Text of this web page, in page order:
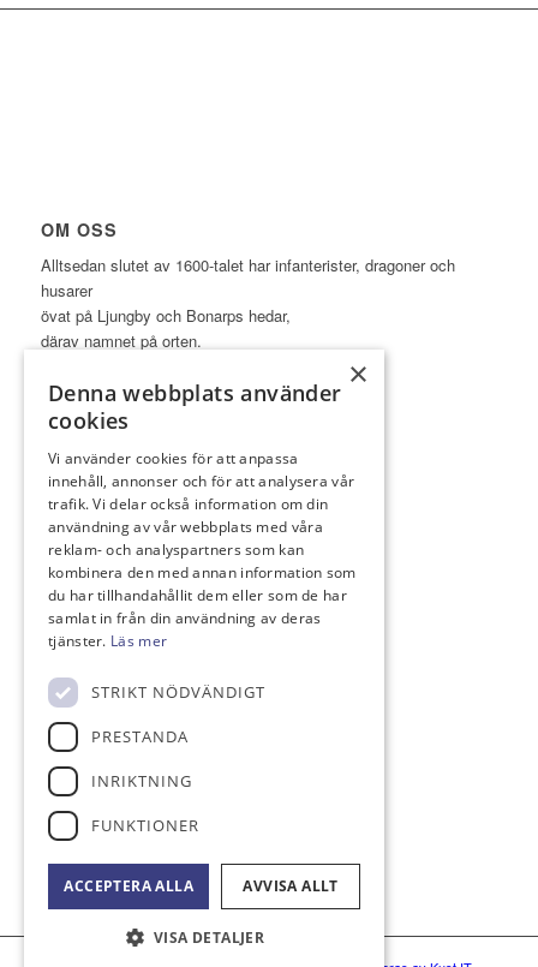
OM OSS
Alltsedan slutet av 1600-talet har infanterister, dragoner och
husarer
övat på Ljungby och Bonarps hedar,
därav namnet på orten.
LÄNKAR
Golf.se
KONTAKT
264 51 Ljungbyhed
klubben@ljungbyhedsgk.se
0435-44 00 44
Bankgiro: 497-0380
Swish nr: 123 434 91 97
×
Denna webbplats använder
cookies
Vi använder cookies för att anpassa
innehåll, annonser och för att analysera vår
trafik. Vi delar också information om din
användning av vår webbplats med våra
reklam- och analyspartners som kan
kombinera den med annan information som
du har tillhandahållit dem eller som de har
samlat in från din användning av deras
tjänster. Läs mer
STRIKT NÖDVÄNDIGT
PRESTANDA
INRIKTNING
FUNKTIONER
ACCEPTERA ALLA AVVISA ALLT
VISA DETALJER